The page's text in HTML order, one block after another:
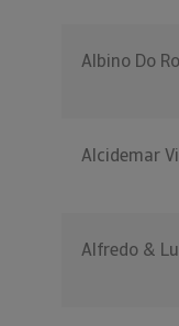
Albino Do
Alcidemar
Alfredo &